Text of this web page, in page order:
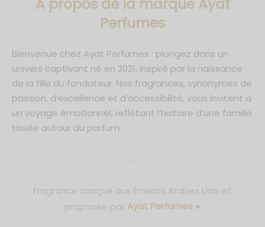
Perfumes
Bienvenue chez Ayat Perfumes : plongez dans un
univers captivant né en 2021, inspiré par la naissance
de la fille du fondateur. Nos fragrances, synonymes de
passion, d’excellence et d’accessibilité, vous invitent à
un voyage émotionnel, reflétant l’histoire d’une famille
tissée autour du parfum.
∴
Fragrance conçue aux Émirats Arabes Unis et
proposée par Ayat Perfumes ♥